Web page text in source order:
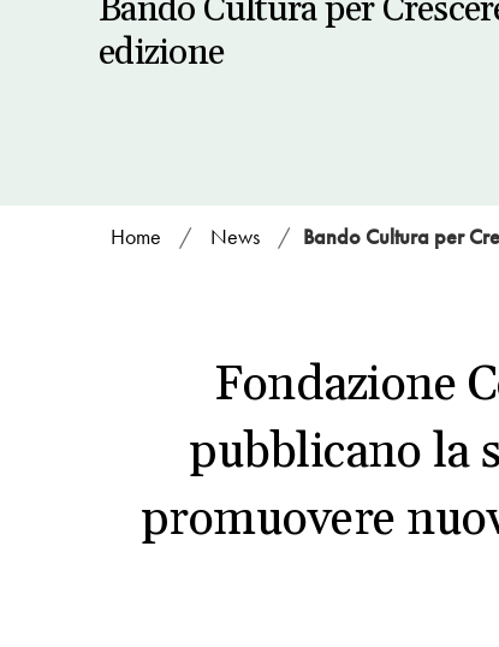
Bando Cultura per
edizione
Home / News / Bando Cultura per
Fondazione
pubblicano la
promuovere